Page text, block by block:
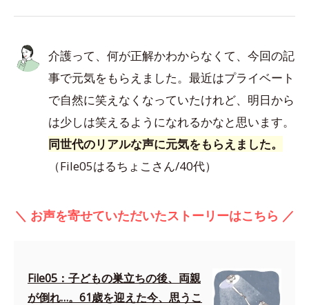
介護って、何が正解かわからなくて、今回の記
事で元気をもらえました。最近はプライベート
で自然に笑えなくなっていたけれど、明日から
は少しは笑えるようになれるかなと思います。
同世代のリアルな声に元気をもらえました。
（File05はるちょこさん/40代）
＼ お声を寄せていただいたストーリーはこちら ／
File05：子どもの巣立ちの後、両親
が倒れ…。61歳を迎えた今、思うこ